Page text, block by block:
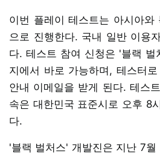
이번 플레이 테스트는 아시아와
으로 진행한다. 국내 일반 이용
다. 테스트 참여 신청은 '블랙 벌
지에서 바로 가능하며, 테스터
안내 이메일을 받게 된다. 테스
속은 대한민국 표준시로 오후 8
다.
'블랙 벌처스' 개발진은 지난 7